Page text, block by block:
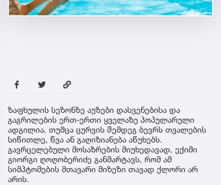
ზაფხულის სეზონზე აუზები დასვენებისა და
გაგრილების ერთ-ერთი ყველაზე პოპულარული
ადგილია, თუმცა ცურვის შემდეგ ბევრს თვალების
სიწითლე, წვა ან გაღიზიანება აწუხებს.
გავრცელებული მოსაზრების მიუხედავად, ექიმი
გიორგი ღოღობერიძე განმარტავს, რომ ამ
სიმპტომების მთავარი მიზეზი თავად ქლორი არ
არის.